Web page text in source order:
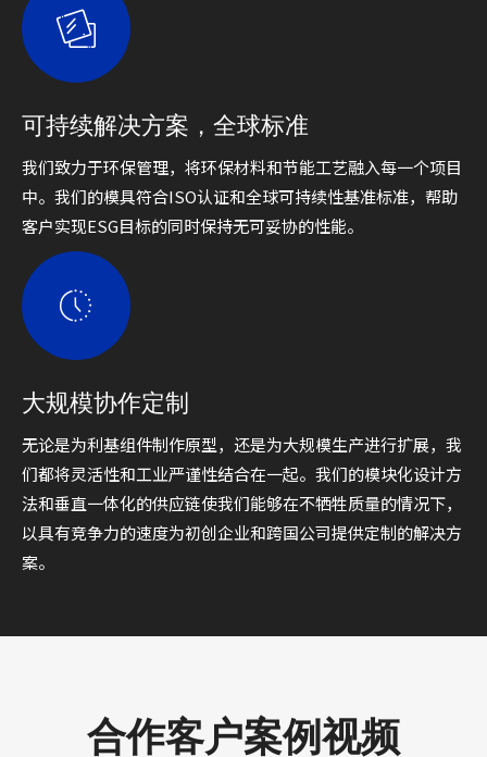
可持续解决方案，全球标准
我们致力于环保管理，将环保材料和节能工艺融入每一个项目
中。我们的模具符合ISO认证和全球可持续性基准标准，帮助
客户实现ESG目标的同时保持无可妥协的性能。
大规模协作定制
无论是为利基组件制作原型，还是为大规模生产进行扩展，我
们都将灵活性和工业严谨性结合在一起。我们的模块化设计方
法和垂直一体化的供应链使我们能够在不牺牲质量的情况下，
以具有竞争力的速度为初创企业和跨国公司提供定制的解决方
案。
合作客户案例视频